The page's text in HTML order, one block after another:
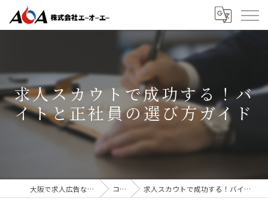
求人スカウトで成功する！バ
イトと正社員の選び方ガイド
大阪で求人広告なら株式会社AOA コラム 求人スカウトで成功する！バイトと正社員の選び方ガイド